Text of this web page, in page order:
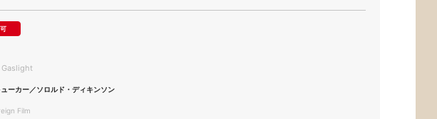
Gaslight
ーカー／ソロルド・ディキンソン
Film